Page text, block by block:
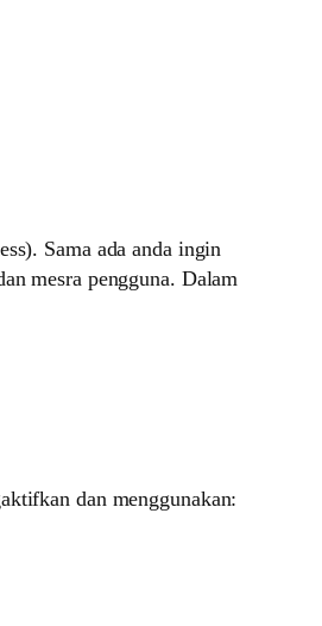
Sama ada anda ingin
mesra pengguna. Dalam
dan menggunakan: